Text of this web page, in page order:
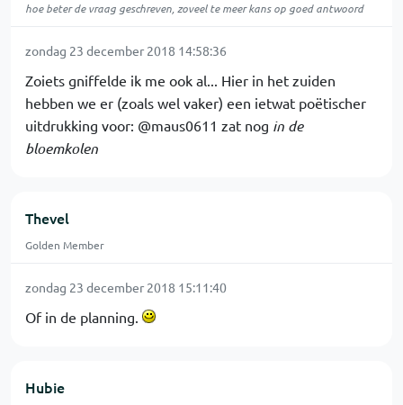
hoe beter de vraag geschreven, zoveel te meer kans op goed antwoord
zondag 23 december 2018 14:58:36
Zoiets gniffelde ik me ook al... Hier in het zuiden
hebben we er (zoals wel vaker) een ietwat poëtischer
uitdrukking voor: @maus0611 zat nog in de
bloemkolen
Thevel
Golden Member
zondag 23 december 2018 15:11:40
Of in de planning.
Hubie